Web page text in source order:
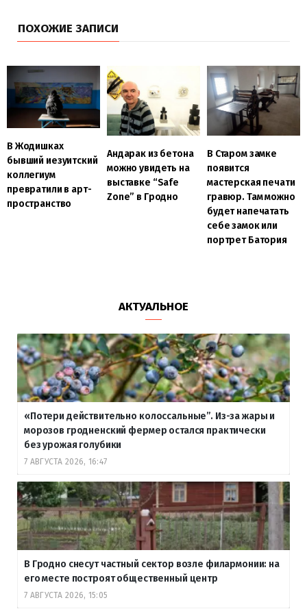
ПОХОЖИЕ ЗАПИСИ
В Жодишках
бывший иезуитский
коллегиум
превратили в арт-
пространство
Андарак из бетона
можно увидеть на
выставке “Safe
Zone” в Гродно
В Старом замке
появится
мастерская печати
гравюр. Там можно
будет напечатать
себе замок или
портрет Батория
АКТУАЛЬНОЕ
«Потери действительно колоссальные”. Из-за жары и
морозов гродненский фермер остался практически
без урожая голубики
7 АВГУСТА 2026, 16:47
В Гродно снесут частный сектор возле филармонии: на
его месте построят общественный центр
7 АВГУСТА 2026, 15:05